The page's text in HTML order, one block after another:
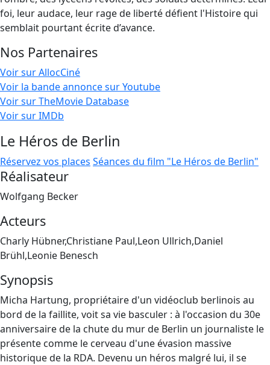
foi, leur audace, leur rage de liberté défient l'Histoire qui
semblait pourtant écrite d’avance.
Nos Partenaires
Voir sur AllocCiné
Voir la bande annonce sur Youtube
Voir sur TheMovie Database
Voir sur IMDb
Le Héros de Berlin
Réservez vos places Séances du film "Le Héros de Berlin"
Réalisateur
Wolfgang Becker
Acteurs
Charly Hübner,Christiane Paul,Leon Ullrich,Daniel
Brühl,Leonie Benesch
Synopsis
Micha Hartung, propriétaire d'un vidéoclub berlinois au
bord de la faillite, voit sa vie basculer : à l'occasion du 30e
anniversaire de la chute du mur de Berlin un journaliste le
présente comme le cerveau d'une évasion massive
historique de la RDA. Devenu un héros malgré lui, il se